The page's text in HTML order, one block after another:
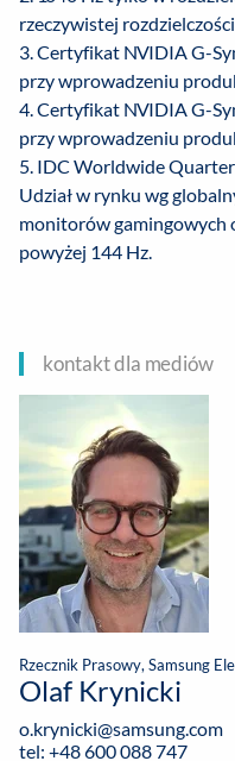
rzeczywistej
3. Certyfikat NVIDIA G-
przy wprowadzeniu
4. Certyfikat NVIDIA G-
przy wprowadzeniu
5. IDC Worldwide
Udział w rynku wg
monitorów gamingowych
powyżej 144 Hz.
kontakt dla mediów
Rzecznik Prasowy, Samsung
Olaf Krynicki
o.krynicki@samsung.com
tel: +48 600 088 747